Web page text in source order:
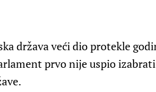
država veći dio protekle
prvo nije uspio